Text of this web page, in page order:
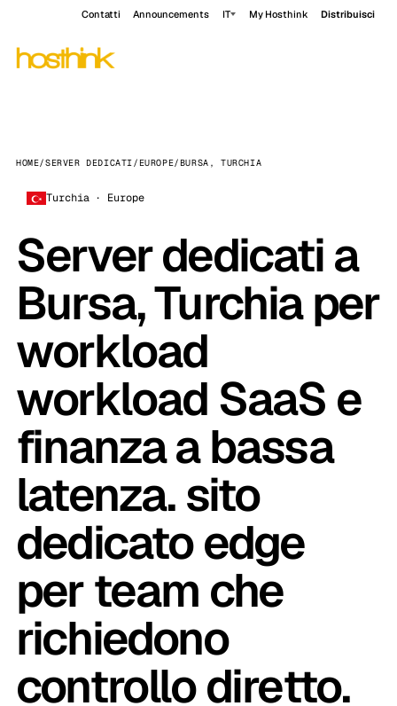
Contatti Announcements IT My Hosthink Distribuisci
HOME/SERVER DEDICATI/EUROPE/BURSA, TURCHIA
Turchia · Europe
Server dedicati a
Bursa, Turchia per
workload
workload SaaS e
finanza a bassa
latenza. sito
dedicato edge
per team che
richiedono
controllo diretto.